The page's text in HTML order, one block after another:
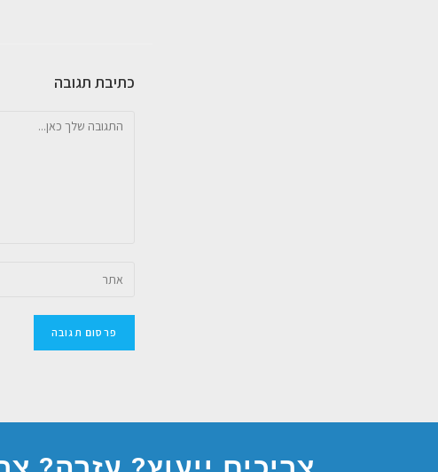
כתיבת תגובה